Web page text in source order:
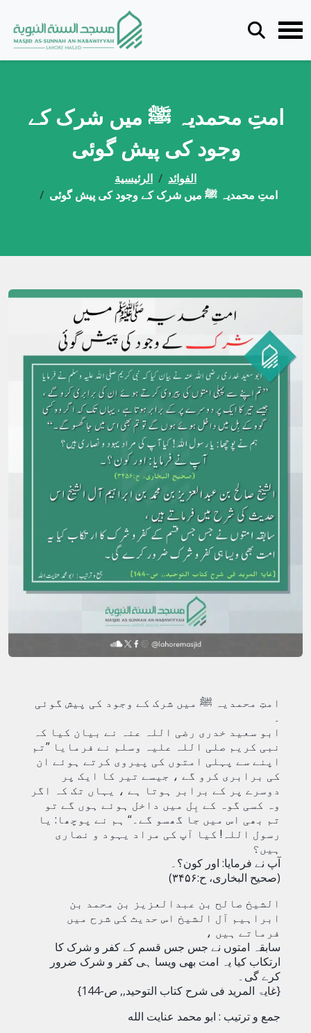
امتِ محمدیہ ﷺ میں شرک کے
وجود کی پیش گوئی
الرئيسية
الفوائد
امتِ محمدیہ ﷺ میں شرک کے وجود کی پیش گوئی
امتِ محمدیہ ﷺ میں شرک کے وجود کی پیش گوئی
۔
ابو سعید خدری رضی اللہ عنہ نے بیان کیا کہ
نبی کریم صلی اللہ علیہ وسلم نے فرمایا ”تم
اپنے سے پہلی امتوں کی پیروی کرتے ہوئے ان
کی برابری کرو گے ، جیسے تیر کا ایک پر
دوسرے پر کے برابر ہوتا ہے ، یہاں تک کہ اگر
وہ کسی گوہ کے بِل میں داخل ہوئے ہوں گے تو
تم بھی اس میں جا گھسو گے۔“ ہم نے پوچھا: یا
رسول اللہ! کیا آپ کی مراد یہود و نصاری
ہیں؟
آپ نے فرمایا: اور کون؟۔
(صحیح البخاری، ح:۳۴۵۶)
الشیخ صالح بن عبدالعزیز بن محمد بن
ابراہیم آل الشیخ اس حدیث کی شرح میں
فرماتے ہیں ،
سابقہ امتوں نے جس جس قسم کے کفر و شرک کا
ارتکاب کیا یہ امت بھی ویسا ہی کفر و شرک ضرور
کرے گی۔
{غایۃ المرید فی شرح کتاب التوحید,, ص-144}
جمع و ترتیب : ابو محمد عنایت الله